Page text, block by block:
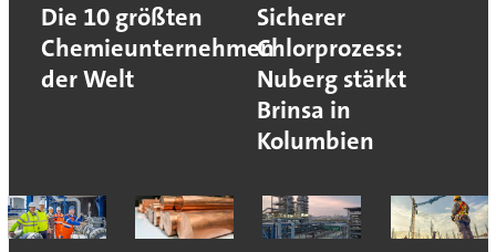
Die 10 größten
Chemieunternehmen
der Welt
Sicherer
Chlorprozess:
Nuberg stärkt
Brinsa in
Kolumbien